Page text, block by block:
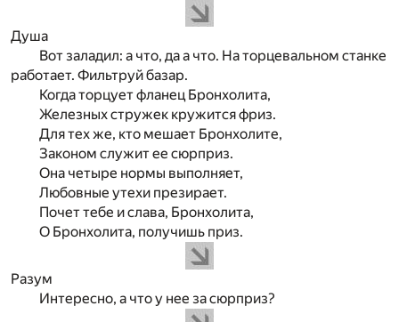
Душа
Вот заладил: а что, да а что. На торцевальном станке
работает. Фильтруй базар.
Когда торцует фланец Бронхолита,
Железных стружек кружится фриз.
Для тех же, кто мешает Бронхолите,
Законом служит ее сюрприз.
Она четыре нормы выполняет,
Любовные утехи презирает.
Почет тебе и слава, Бронхолита,
О Бронхолита, получишь приз.
Разум
Интересно, а что у нее за сюрприз?